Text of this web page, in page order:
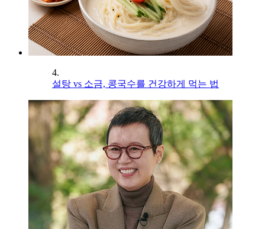
4.
설탕 vs 소금, 콩국수를 건강하게 먹는 법